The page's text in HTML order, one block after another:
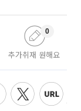
추가취재 원해요
0